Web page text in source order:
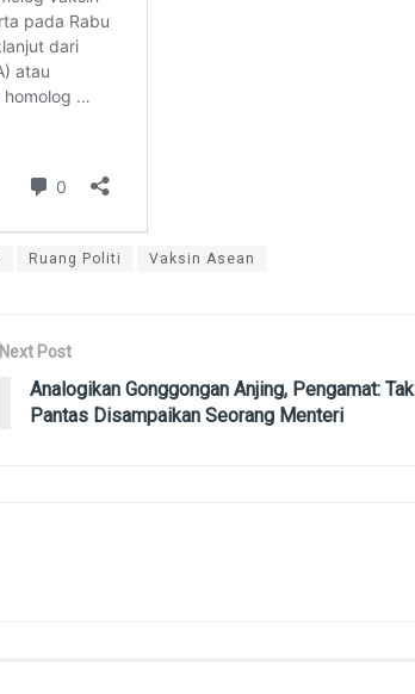
Ruang Politi Vaksin Asean
Next Post
Analogikan Gonggongan Anjing, Pengamat: Tak
Pantas Disampaikan Seorang Menteri